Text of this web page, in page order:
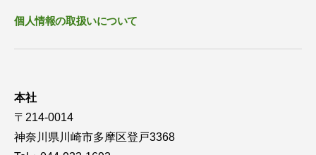
個人情報の取扱いについて
本社
〒214-0014
神奈川県川崎市多摩区登戸3368